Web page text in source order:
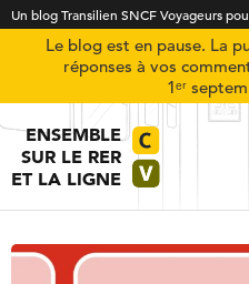
Un blog Transilien SNCF Voyageurs
Le blog est en pause. La
réponses à vos
1ᵉʳ
ENSEMBLE
SUR LE RER
ET LA LIGNE